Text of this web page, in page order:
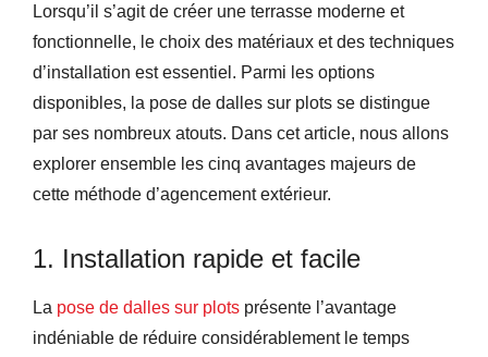
Lorsqu’il s’agit de créer une terrasse moderne et
fonctionnelle, le choix des matériaux et des techniques
d’installation est essentiel. Parmi les options
disponibles, la pose de dalles sur plots se distingue
par ses nombreux atouts. Dans cet article, nous allons
explorer ensemble les cinq avantages majeurs de
cette méthode d’agencement extérieur.
1. Installation rapide et facile
La pose de dalles sur plots présente l’avantage
indéniable de réduire considérablement le temps